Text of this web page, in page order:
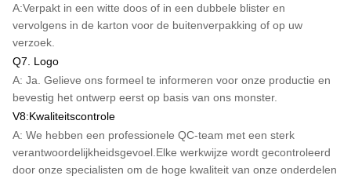
A:Verpakt in een witte doos of in een dubbele blister en
vervolgens in de karton voor de buitenverpakking of op uw
verzoek.
Q7. Logo
A: Ja. Gelieve ons formeel te informeren voor onze productie en
bevestig het ontwerp eerst op basis van ons monster.
V8:Kwaliteitscontrole
A: We hebben een professionele QC-team met een sterk
verantwoordelijkheidsgevoel.Elke werkwijze wordt gecontroleerd
door onze specialisten om de hoge kwaliteit van onze onderdelen